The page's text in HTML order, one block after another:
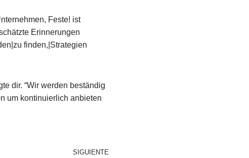
Feste! ist
Erinnerungen
finden,|Strategien
dir. “Wir werden beständig
um kontinuierlich anbieten
SIGUIENTE